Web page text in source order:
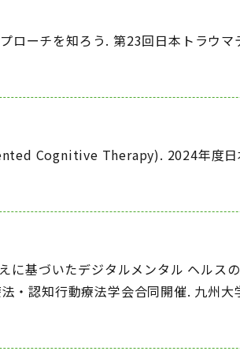
ローチを知ろう. 第23回日本トラウマ
Cognitive Therapy). 2024年度日
基づいたデジタルメンタル ヘルス
・認知行動療法学会合同開催. 九州